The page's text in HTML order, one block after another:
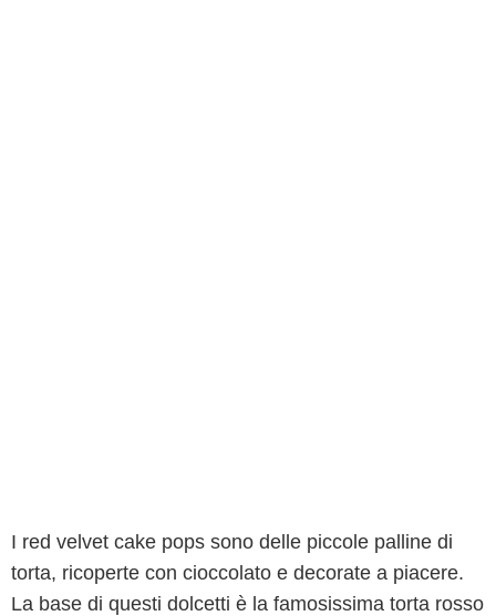
I red velvet cake pops sono delle piccole palline di
torta, ricoperte con cioccolato e decorate a piacere.
La base di questi dolcetti è la famosissima torta rosso